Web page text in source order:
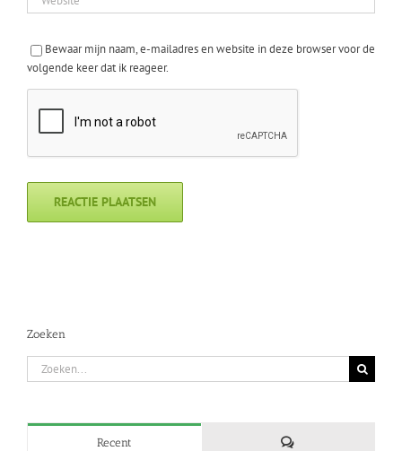
Bewaar mijn naam, e-mailadres en website in deze browser voor de
volgende keer dat ik reageer.
Zoeken
Zoeken
naar:
Recent Reacties